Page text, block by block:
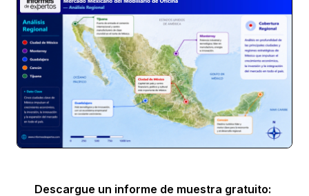
Descargue un informe de muestra gratuito: